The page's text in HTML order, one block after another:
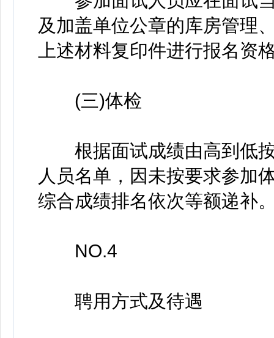
及加盖单位公章的库房管理
上述材料复印件进行报名资
(三)体检
根据面试成绩由高到低按
人员名单，因未按要求参加
综合成绩排名依次等额递补
NO.4
聘用方式及待遇